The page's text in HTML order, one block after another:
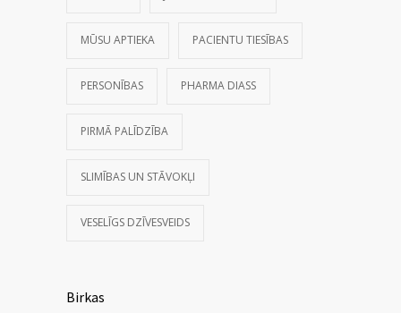
MŪSU APTIEKA PACIENTU TIESĪBAS
PERSONĪBAS PHARMA DIASS
PIRMĀ PALĪDZĪBA
SLIMĪBAS UN STĀVOKĻI
VESELĪGS DZĪVESVEIDS
Birkas